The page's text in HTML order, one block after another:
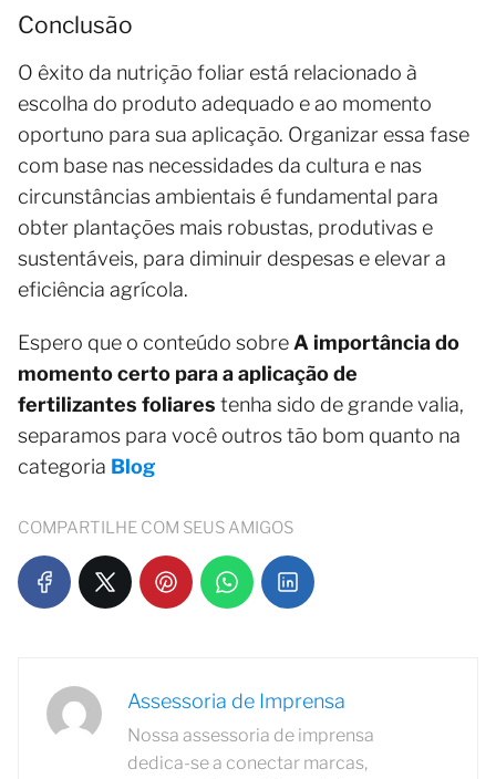
Conclusão
O êxito da nutrição foliar está relacionado à
escolha do produto adequado e ao momento
oportuno para sua aplicação. Organizar essa fase
com base nas necessidades da cultura e nas
circunstâncias ambientais é fundamental para
obter plantações mais robustas, produtivas e
sustentáveis, para diminuir despesas e elevar a
eficiência agrícola.
Espero que o conteúdo sobre A importância do
momento certo para a aplicação de
fertilizantes foliares tenha sido de grande valia,
separamos para você outros tão bom quanto na
categoria Blog
COMPARTILHE COM SEUS AMIGOS
Assessoria de Imprensa
Nossa assessoria de imprensa
dedica-se a conectar marcas,